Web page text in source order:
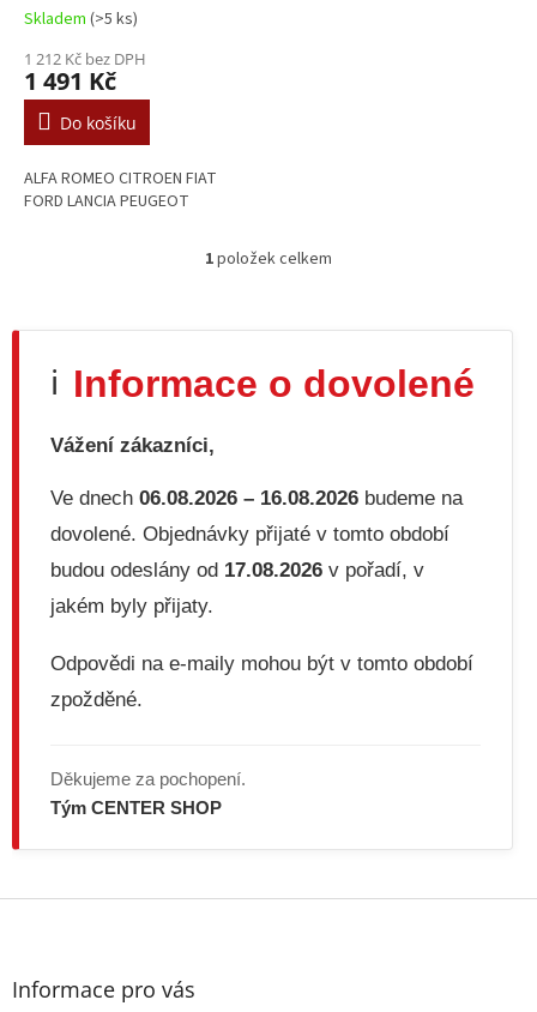
Skladem (>5 ks)
1 212 Kč bez DPH
1 491 Kč
Do košíku
ALFA ROMEO CITROEN FIAT
FORD LANCIA PEUGEOT
O
á
a
c
v
k
y
v
s
u
1položek celkem
ℹ️ Informace o dovolené
Vážení zákazníci,
Ve dnech 06.08.2026 – 16.08.2026 budeme na
dovolené. Objednávky přijaté v tomto období
budou odeslány od 17.08.2026 v pořadí, v
jakém byly přijaty.
Odpovědi na e-maily mohou být v tomto období
zpožděné.
Děkujeme za pochopení.
Tým CENTER SHOP
Z
Informace pro vás